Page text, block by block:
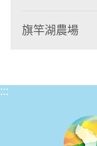
旗竿湖農場
:::